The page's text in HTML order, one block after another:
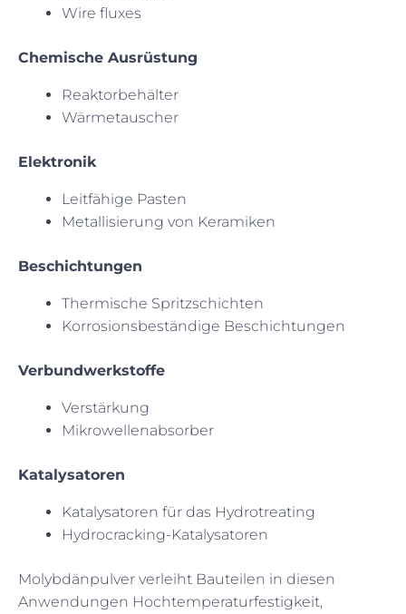
Wire fluxes
Chemische Ausrüstung
Reaktorbehälter
Wärmetauscher
Elektronik
Leitfähige Pasten
Metallisierung von Keramiken
Beschichtungen
Thermische Spritzschichten
Korrosionsbeständige Beschichtungen
Verbundwerkstoffe
Verstärkung
Mikrowellenabsorber
Katalysatoren
Katalysatoren für das Hydrotreating
Hydrocracking-Katalysatoren
Molybdänpulver verleiht Bauteilen in diesen
Anwendungen Hochtemperaturfestigkeit,